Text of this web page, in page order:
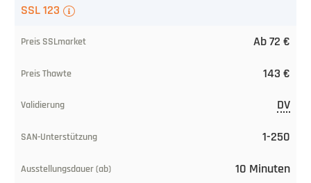
SSL/TLS-
bei
bei
SSL 123
Ab 72 €
143 €
DV
1-250
10 Minuten